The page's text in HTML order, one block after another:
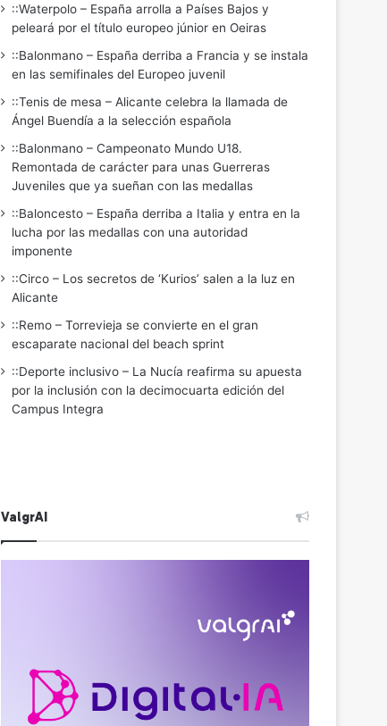
::Waterpolo – España arrolla a Países Bajos y
peleará por el título europeo júnior en Oeiras
::Balonmano – España derriba a Francia y se instala
en las semifinales del Europeo juvenil
::Tenis de mesa – Alicante celebra la llamada de
Ángel Buendía a la selección española
::Balonmano – Campeonato Mundo U18.
Remontada de carácter para unas Guerreras
Juveniles que ya sueñan con las medallas
::Baloncesto – España derriba a Italia y entra en la
lucha por las medallas con una autoridad
imponente
::Circo – Los secretos de ‘Kurios’ salen a la luz en
Alicante
::Remo – Torrevieja se convierte en el gran
escaparate nacional del beach sprint
::Deporte inclusivo – La Nucía reafirma su apuesta
por la inclusión con la decimocuarta edición del
Campus Integra
ValgrAI